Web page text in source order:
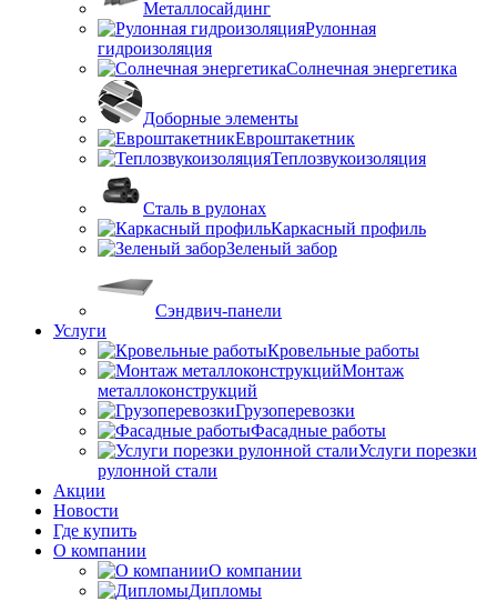
Металлосайдинг
Рулонная
гидроизоляция
Солнечная энергетика
Доборные элементы
Евроштакетник
Теплозвукоизоляция
Сталь в рулонах
Каркасный профиль
Зеленый забор
Сэндвич-панели
Услуги
Кровельные работы
Монтаж
металлоконструкций
Грузоперевозки
Фасадные работы
Услуги порезки
рулонной стали
Акции
Новости
Где купить
О компании
О компании
Дипломы